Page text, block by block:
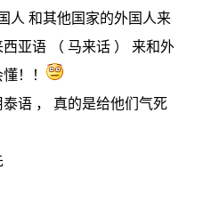
人 和其他国家的外国人来
亚语 （ 马来话 ） 来和外
！！
语 ， 真的是给他们气死